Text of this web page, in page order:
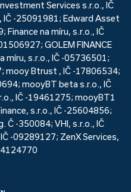
Services s.r.o., IČ
IČ -25091981; Edward Asset
Finance na míru, s.r.o., IČ
GOLEM FINANCE
míru, s.r.o., IČ -05736501;
mooy Btrust , IČ -17806534;
mooyBT beta s.r.o., IČ
IČ -19461275; mooyBT1
s.r.o., IČ -25604856;
Č -350084; VHI, s.r.o., IČ
-09289127; ZenX Services,